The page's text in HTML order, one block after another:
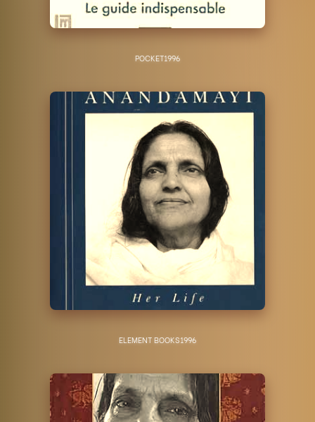
POCKET1996
ELEMENT BOOKS1996